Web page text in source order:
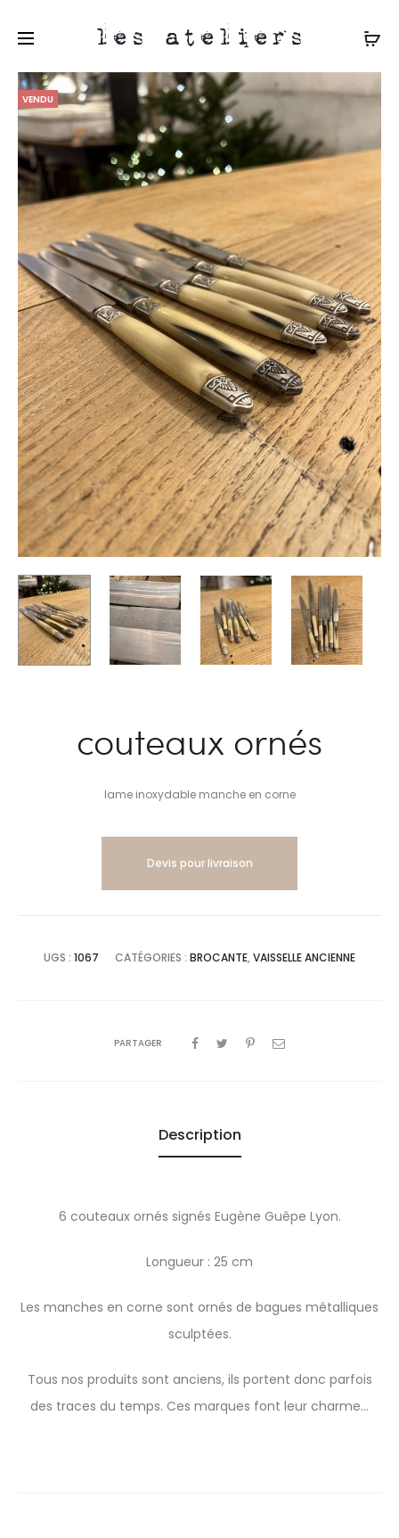
les ateliers
VENDU
couteaux ornés
lame inoxydable manche en corne
Devis pour livraison
UGS : 1067 CATÉGORIES : BROCANTE, VAISSELLE ANCIENNE
PARTAGER
Description
6 couteaux ornés signés Eugène Guêpe Lyon.
Longueur : 25 cm
Les manches en corne sont ornés de bagues métalliques
sculptées.
Tous nos produits sont anciens, ils portent donc parfois
des traces du temps. Ces marques font leur charme…